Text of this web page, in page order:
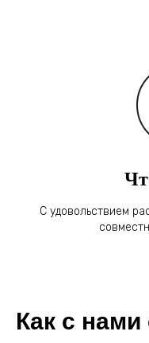
С удовольствием
Как с нами